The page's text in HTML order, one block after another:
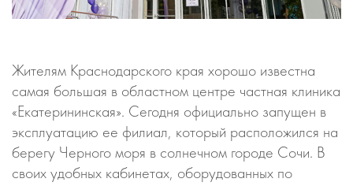
Жителям Краснодарского края хорошо известна
самая большая в областном центре частная клиника
«Екатерининская». Сегодня официально запущен в
эксплуатацию ее филиал, который расположился на
берегу Черного моря в солнечном городе Сочи. В
своих удобных кабинетах, оборудованных по